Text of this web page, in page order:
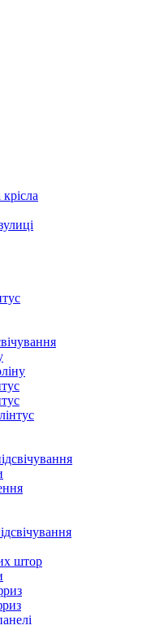
штор